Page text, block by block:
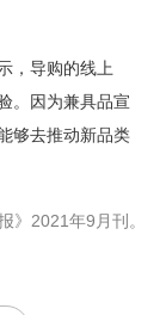
，导购的线上
。因为兼具品宣
够去推动新品类
》2021年9月刊。